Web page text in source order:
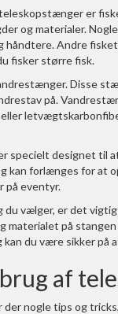
er
og materialer.
Andre
fisker større fisk.
Disse
på.
specielt designet til
kan forlænges for at
på eventyr.
vælger, er det
på
du være sikker på
af
nogle tips og